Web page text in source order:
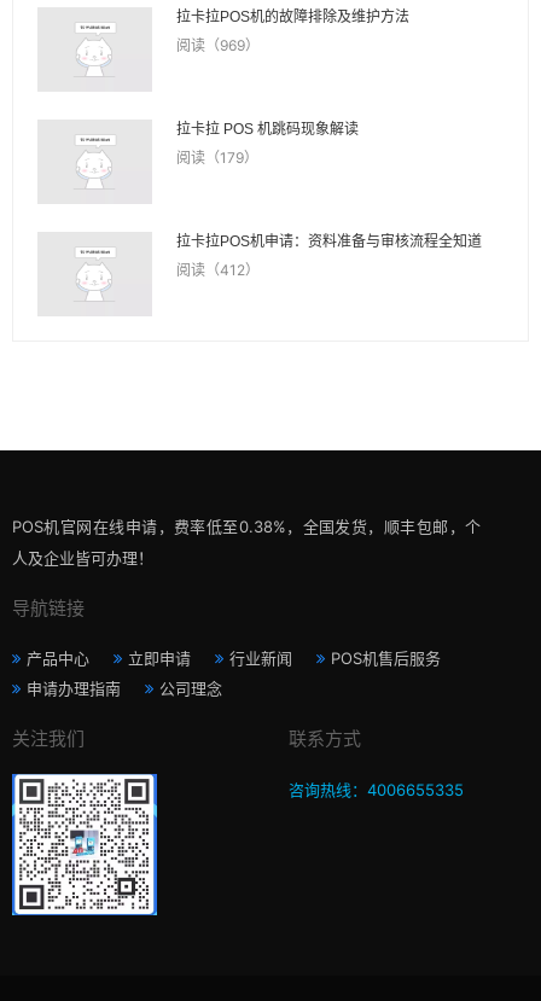
拉卡拉POS机的故障排除及维护方法
阅读（969）
拉卡拉 POS 机跳码现象解读
阅读（179）
拉卡拉POS机申请：资料准备与审核流程全知道
阅读（412）
POS机官网在线申请，费率低至0.38%，全国发货，顺丰包邮，个
人及企业皆可办理！
导航链接
产品中心 立即申请 行业新闻
POS机售后服务
申请办理指南
公司理念
关注我们 联系方式
咨询热线：4006655335